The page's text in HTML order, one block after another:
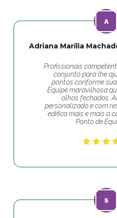
Adriana Marília
Profissionais
conjunto para lhe
pontos conforme
Equipe maravilhosa
olhos fechados.
personalizado e com
edifica mais e mais a
Ponto de